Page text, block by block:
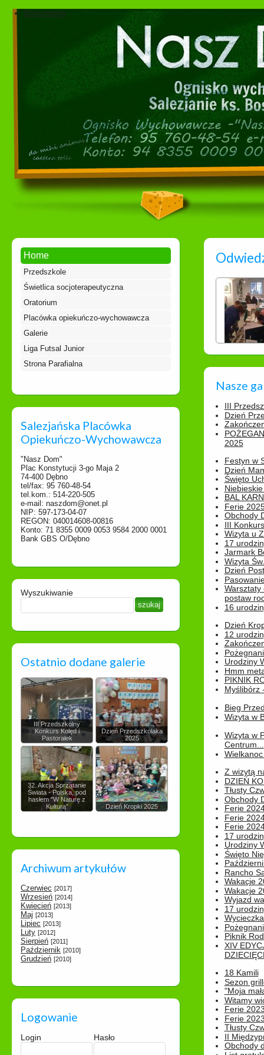
Dokumenty
Home
Przedszkole
Świetlica socjoterapeutyczna
Oratorium
Placówka opiekuńczo-wychowawcza
Galerie
Liga Futsal Junior
Strona Parafialna
Salezjańska Placówka
Opiekuńczo-Wychowawcza
"Nasz Dom"
Plac Konstytucji 3-go Maja 2
74-400 Dębno
tel/fax: 95 760-48-54
tel.kom.: 514-220-505
e-mail: naszdom@onet.pl
NIP: 597-173-04-07
REGON: 040014608-00816
Konto: 71 8355 0009 0053 9584 2000 0001
Bank GBS O/Dębno
Wyszukiwanie
Ostatnio dodane galerie
III Przedszkolny
Konkurs Kolęd i
Pastorałek
Dzień Przedszkolaka
2025
32. Akcja Sprzątanie
Świata - Polska, pod
hasłem "W Naturę z
Kulturą"
Dzień Kropki 2025
Archiwum artykułów
Czerwiec [2017]
Wrzesień [2014]
Kwiecień [2013]
Maj [2013]
Lipiec [2013]
Luty [2012]
Sierpień [2011]
Październik [2010]
Grudzień [2010]
Logowanie
Login Hasło
Nasze
III
Dzień
2025
Festyn w
Dzień
Święto
BAL
Ferie
Obchody
III
Wizyta u
17
Jarmark
Wizyta
Dzień
Warsztaty
postaw
16
Dzień
12
Urodziny
Hmm
PIKNIK
Myślibórz
Bieg
Wizyta w
Wizyta w
Centrum...
Z wizytą
DZIEŃ
Tłusty
Obchody
Ferie
Ferie
Ferie
17
Urodziny
Święto
Rancho
Wakacje
Wakacje
Wyjazd
17
Piknik
XIV
18 Kamili
Sezon
"Moja
Witamy
Ferie
Ferie
Tłusty
II
Obchody